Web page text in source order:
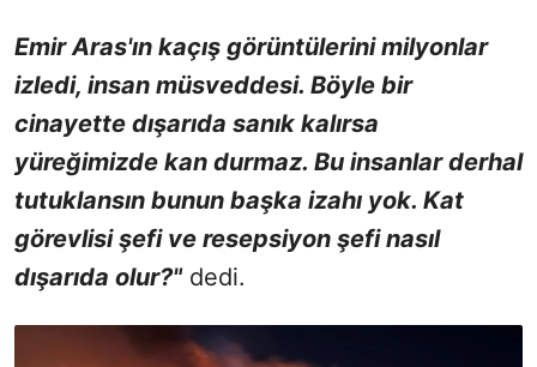
Emir Aras'ın kaçış görüntülerini milyonlar
izledi, insan müsveddesi. Böyle bir
cinayette dışarıda sanık kalırsa
yüreğimizde kan durmaz. Bu insanlar derhal
tutuklansın bunun başka izahı yok. Kat
görevlisi şefi ve resepsiyon şefi nasıl
dışarıda olur?"dedi.